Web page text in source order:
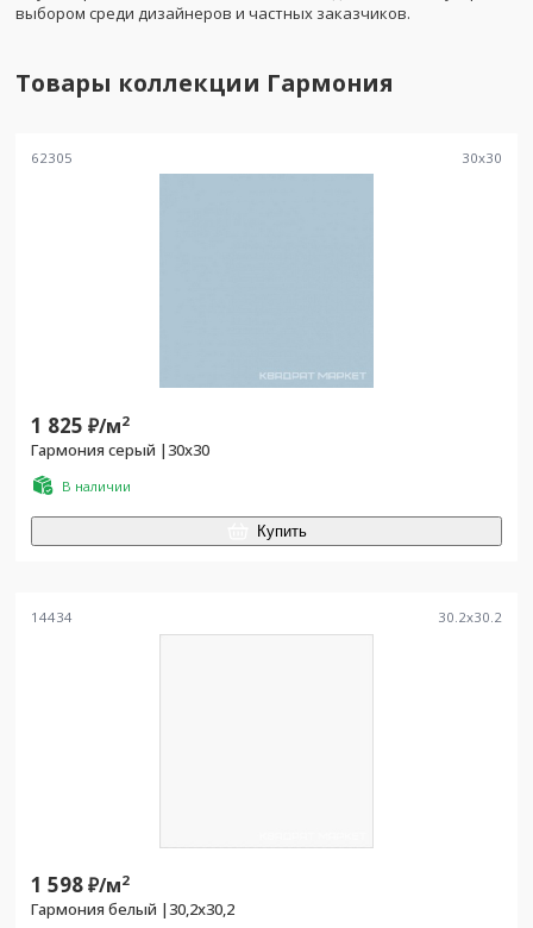
выбором среди дизайнеров и частных заказчиков.
Товары коллекции Гармония
62305 30x30
1 825 ₽/м2
Гармония серый |30x30
В наличии
Купить
14434 30.2x30.2
1 598₽/м2
Гармония белый |30,2x30,2